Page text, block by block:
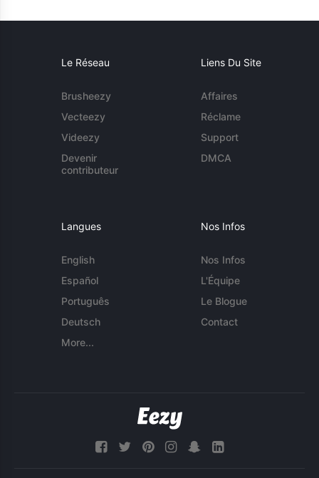
Le Réseau
Brusheezy
Vecteezy
Videezy
Devenir
contributeur
Liens Du Site
Affaires
Réclame
Support
DMCA
Langues
English
Español
Português
Deutsch
More...
Nos Infos
Nos Infos
L'Équipe
Le Blogue
Contact